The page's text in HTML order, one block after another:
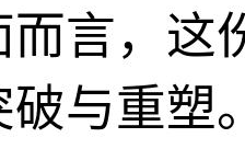
言，这
与重塑